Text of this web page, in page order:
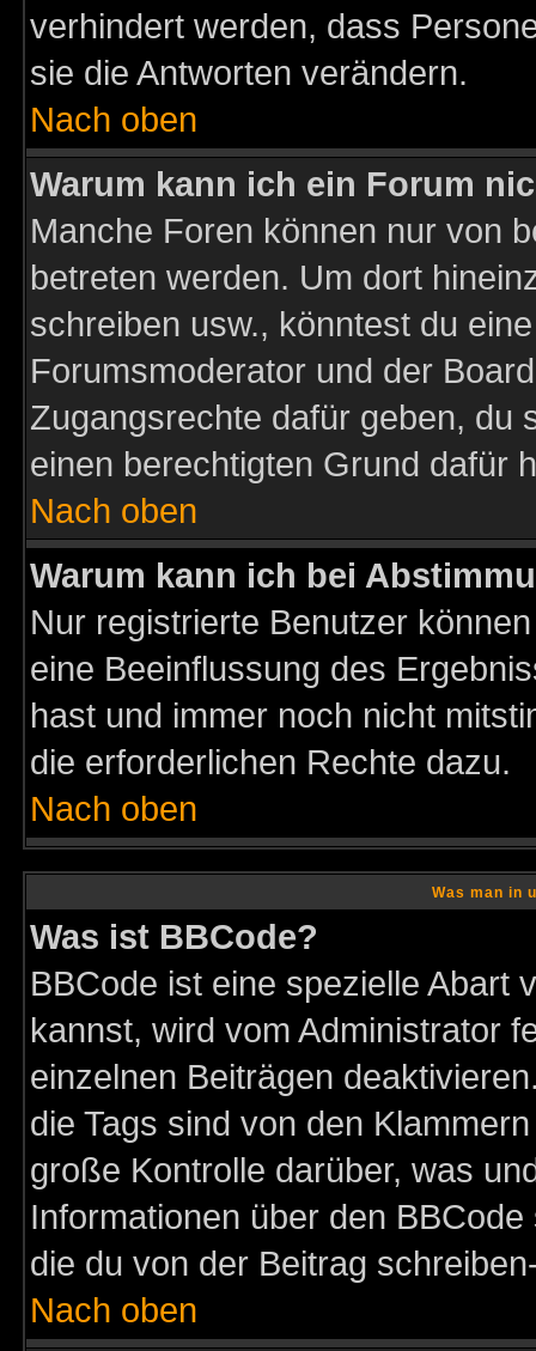
verhindert werden, dass
sie die Antworten verändern.
Nach oben
Warum kann ich ein Forum
Manche Foren können nur von
betreten werden. Um dort
schreiben usw., könntest du
Forumsmoderator und der
Zugangsrechte dafür geben, du
einen berechtigten Grund dafür
Nach oben
Warum kann ich bei
Nur registrierte Benutzer
eine Beeinflussung des
hast und immer noch nicht
die erforderlichen Rechte dazu.
Nach oben
Was man in
Was ist BBCode?
BBCode ist eine spezielle Abart
kannst, wird vom Administrator
einzelnen Beiträgen
die Tags sind von den
große Kontrolle darüber, was
Informationen über den
die du von der Beitrag
Nach oben